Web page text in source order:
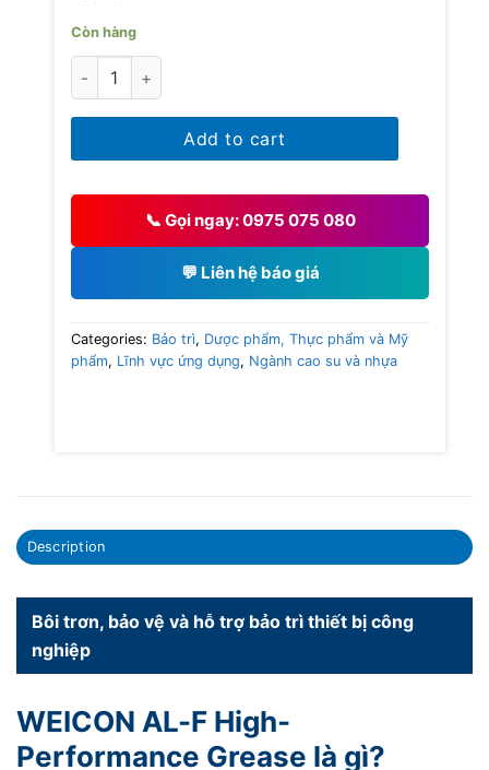
Còn hàng
WEICON AL-F High-Performance Grease quantity
Add to cart
📞 Gọi ngay: 0975 075 080
💬 Liên hệ báo giá
Categories: Bảo trì, Dược phẩm, Thực phẩm và Mỹ
phẩm, Lĩnh vực ứng dụng, Ngành cao su và nhựa
Description
Bôi trơn, bảo vệ và hỗ trợ bảo trì thiết bị công
nghiệp
WEICON AL-F High-
Performance Grease là gì?